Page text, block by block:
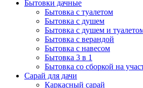
Бытовки дачные
Бытовка с туалетом
Бытовка с душем
Бытовка с душем и
Бытовка с верандой
Бытовка с навесом
Бытовка 3 в 1
Бытовка со сборкой на
Сарай для дачи
Каркасный сарай